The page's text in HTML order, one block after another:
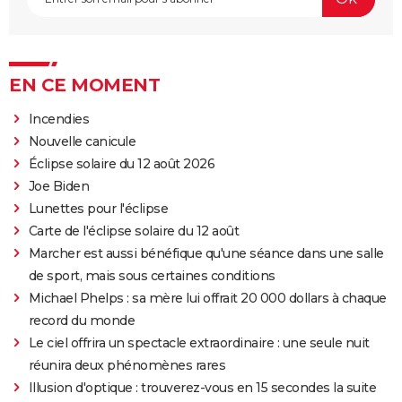
EN CE MOMENT
Incendies
Nouvelle canicule
Éclipse solaire du 12 août 2026
Joe Biden
Lunettes pour l'éclipse
Carte de l'éclipse solaire du 12 août
Marcher est aussi bénéfique qu'une séance dans une salle
de sport, mais sous certaines conditions
Michael Phelps : sa mère lui offrait 20 000 dollars à chaque
record du monde
Le ciel offrira un spectacle extraordinaire : une seule nuit
réunira deux phénomènes rares
Illusion d'optique : trouverez-vous en 15 secondes la suite